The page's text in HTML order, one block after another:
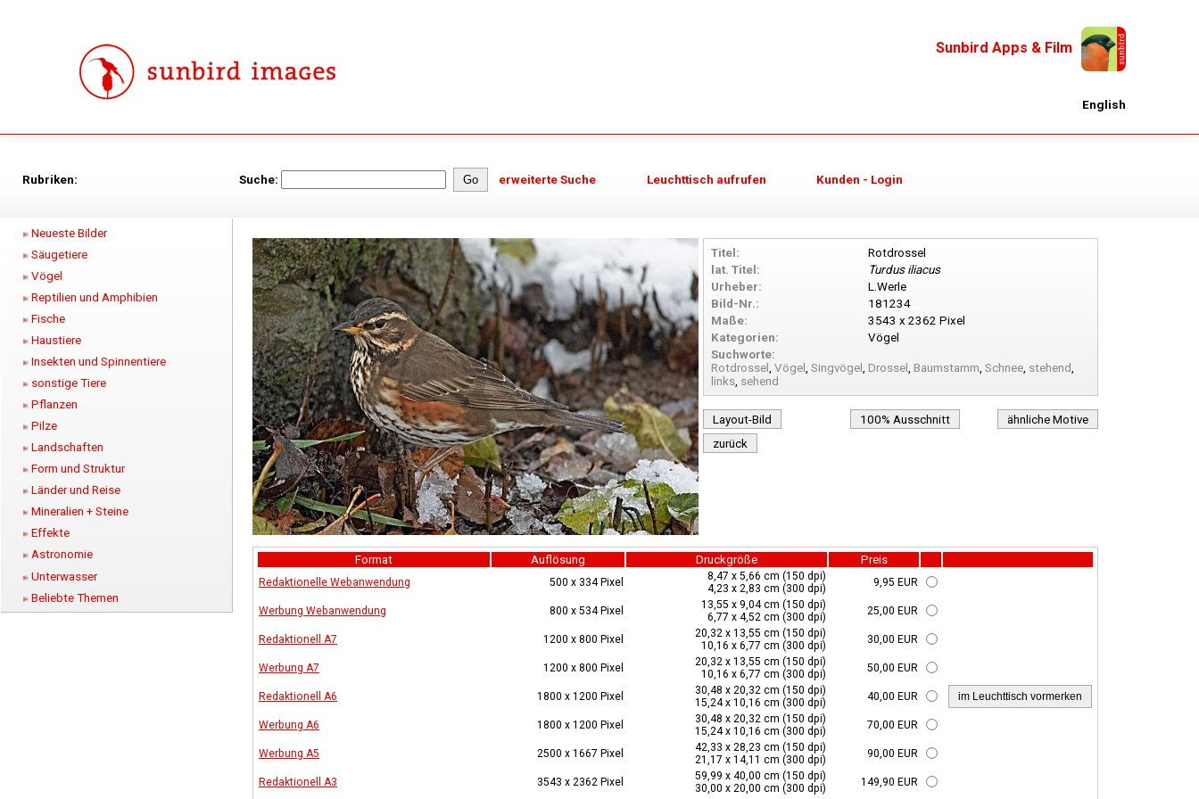
Sunbird Apps & Film
English
Rubriken: Suche: erweiterte Suche Leuchttisch aufrufen Kunden - Login
Neueste Bilder
Säugetiere
Vögel
Reptilien und Amphibien
Fische
Haustiere
Insekten und Spinnentiere
sonstige Tiere
Pflanzen
Pilze
Landschaften
Form und Struktur
Länder und Reise
Mineralien + Steine
Effekte
Astronomie
Unterwasser
Beliebte Themen
Titel:
Rotdrossel
lat. Titel:
Turdus iliacus
Urheber:
L.Werle
Bild-Nr.:
181234
Maße:
3543 x 2362 Pixel
Kategorien:
Vögel
Suchworte:
Rotdrossel , Vögel , Singvögel , Drossel , Baumstamm, Schnee, stehend,
links, sehend
Layout-Bild 100% Ausschnitt
ähnliche Motive
zurück
Format Auflösung Druckgröße Preis
Redaktionelle Webanwendung 500 x 334 Pixel
8,47 x 5,66 cm (150 dpi)
4,23 x 2,83 cm (300 dpi)
9,95 EUR
Werbung Webanwendung 800 x 534 Pixel
13,55 x 9,04 cm (150 dpi)
6,77 x 4,52 cm (300 dpi)
25,00 EUR
Redaktionell A7 1200 x 800 Pixel
20,32 x 13,55 cm (150 dpi)
10,16 x 6,77 cm (300 dpi)
30,00 EUR
Werbung A7 1200 x 800 Pixel
20,32 x 13,55 cm (150 dpi)
10,16 x 6,77 cm (300 dpi)
50,00 EUR
Redaktionell A6 1800 x 1200 Pixel
30,48 x 20,32 cm (150 dpi)
15,24 x 10,16 cm (300 dpi)
40,00 EUR
Werbung A6 1800 x 1200 Pixel
30,48 x 20,32 cm (150 dpi)
15,24 x 10,16 cm (300 dpi)
70,00 EUR
Werbung A5 2500 x 1667 Pixel
42,33 x 28,23 cm (150 dpi)
21,17 x 14,11 cm (300 dpi)
90,00 EUR
Redaktionell A3 3543 x 2362 Pixel
59,99 x 40,00 cm (150 dpi)
30,00 x 20,00 cm (300 dpi)
149,90 EUR